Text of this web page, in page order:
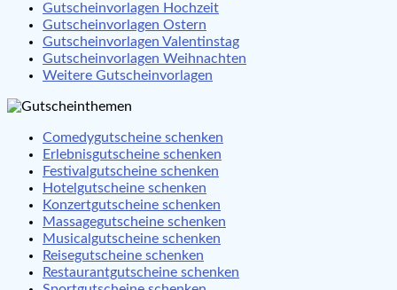
Gutscheinvorlagen Hochzeit
Gutscheinvorlagen Ostern
Gutscheinvorlagen Valentinstag
Gutscheinvorlagen Weihnachten
Weitere Gutscheinvorlagen
Comedygutscheine schenken
Erlebnisgutscheine schenken
Festivalgutscheine schenken
Hotelgutscheine schenken
Konzertgutscheine schenken
Massagegutscheine schenken
Musicalgutscheine schenken
Reisegutscheine schenken
Restaurantgutscheine schenken